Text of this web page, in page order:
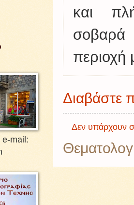
και
σοβαρά
περιοχή
Διαβάστε
Δεν υπάρχουν
mail: